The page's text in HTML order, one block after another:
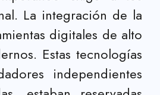
La integración de la
digitales de alto
Estas tecnologías
independientes